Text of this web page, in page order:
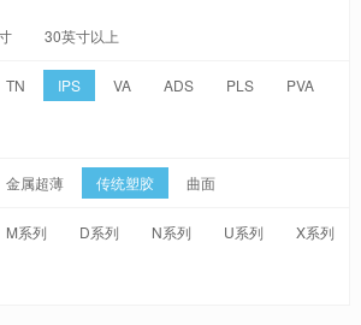
30英寸以上
TN IPS VA ADS PLS PVA
金属超薄 传统塑胶 曲面
M系列 D系列 N系列 U系列 X系列